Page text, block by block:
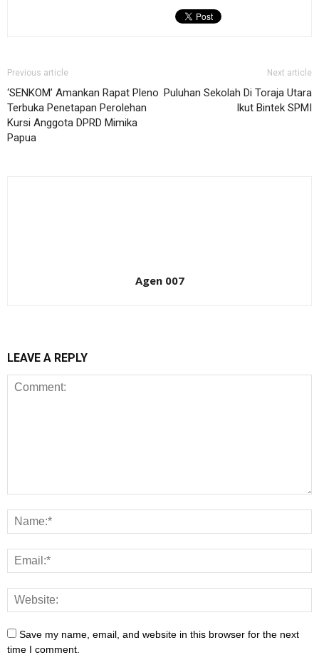
Previous article
‘SENKOM’ Amankan Rapat Pleno
Terbuka Penetapan Perolehan
Kursi Anggota DPRD Mimika
Papua
Next article
Puluhan Sekolah Di Toraja Utara
Ikut Bintek SPMI
Agen 007
LEAVE A REPLY
Save my name, email, and website in this browser for the next
time I comment.